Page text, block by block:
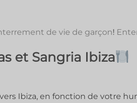
de vie de garçon!
et Sangria Ibiza
Ibiza, en fonction de votre